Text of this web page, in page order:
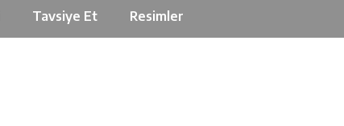
Tavsiye Et Resimler